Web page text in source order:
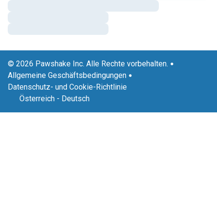
© 2026 Pawshake Inc. Alle Rechte vorbehalten.
Allgemeine Geschäftsbedingungen
Datenschutz- und Cookie-Richtlinie
Österreich - Deutsch